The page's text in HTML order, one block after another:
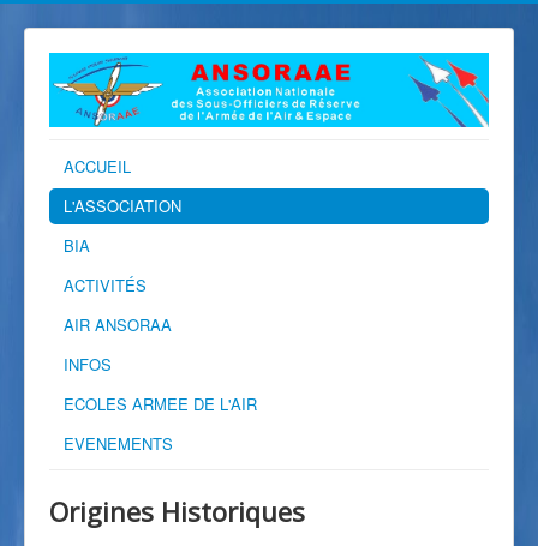
ACCUEIL
L'ASSOCIATION
BIA
ACTIVITÉS
AIR ANSORAA
INFOS
ECOLES ARMEE DE L'AIR
EVENEMENTS
Origines Historiques